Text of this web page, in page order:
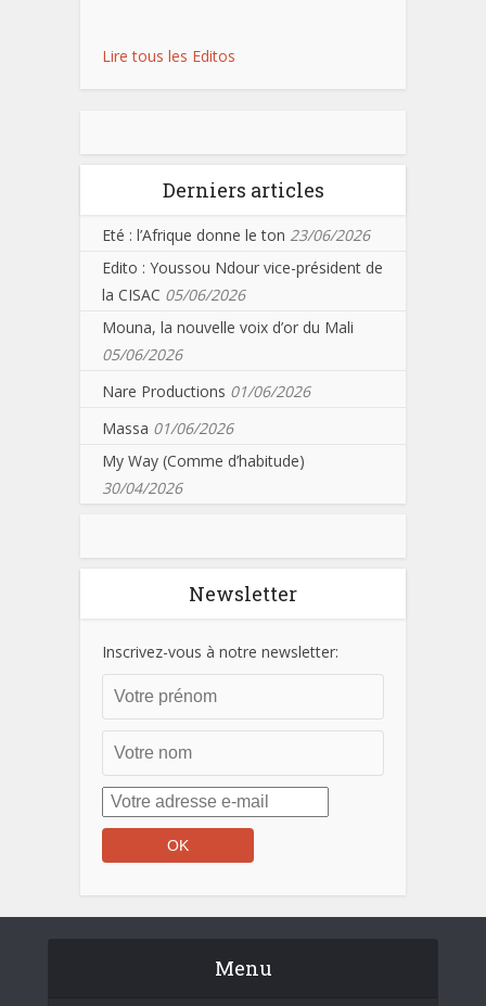
Lire tous les Editos
Derniers articles
Eté : l’Afrique donne le ton 23/06/2026
Edito : Youssou Ndour vice-président de
la CISAC 05/06/2026
Mouna, la nouvelle voix d’or du Mali
05/06/2026
Nare Productions 01/06/2026
Massa 01/06/2026
My Way (Comme d’habitude)
30/04/2026
Newsletter
Inscrivez-vous à notre newsletter:
Menu